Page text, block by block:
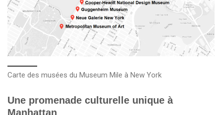
Carte des musées du Museum Mile à New York
Une promenade culturelle unique à
Manhattan